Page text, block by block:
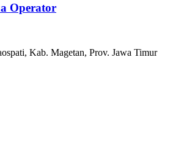
Operator
Kab. Magetan, Prov. Jawa Timur